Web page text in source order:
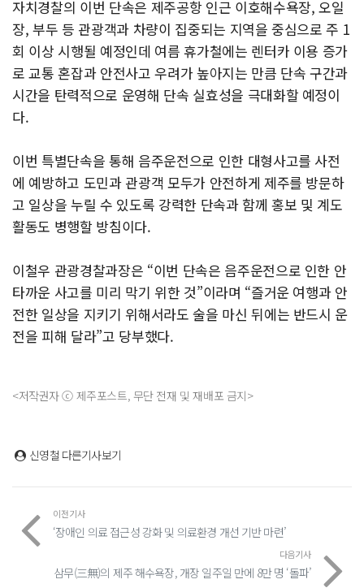
자치경찰의 이번 단속은 제주공항 인근 이호해수욕장, 오일
장, 부두 등 관광객과 차량이 집중되는 지역을 중심으로 주 1
회 이상 시행될 예정인데 여름 휴가철에는 렌터카 이용 증가
로 교통 혼잡과 안전사고 우려가 높아지는 만큼 단속 구간과
시간을 탄력적으로 운영해 단속 실효성을 극대화할 예정이
다.
이번 특별단속을 통해 음주운전으로 인한 대형사고를 사전
에 예방하고 도민과 관광객 모두가 안전하게 제주를 방문하
고 일상을 누릴 수 있도록 강력한 단속과 함께 홍보 및 계도
활동도 병행할 방침이다.
이철우 관광경찰과장은 “이번 단속은 음주운전으로 인한 안
타까운 사고를 미리 막기 위한 것”이라며 “즐거운 여행과 안
전한 일상을 지키기 위해서라도 술을 마신 뒤에는 반드시 운
전을 피해 달라”고 당부했다.
<저작권자 ⓒ 제주포스트, 무단 전재 및 재배포 금지>
신영철 다른기사보기
이전기사
‘장애인 의료 접근성 강화 및 의료환경 개선 기반 마련’
다음기사
삼무(三無)의 제주 해수욕장, 개장 일주일 만에 8만 명 ‘돌파’